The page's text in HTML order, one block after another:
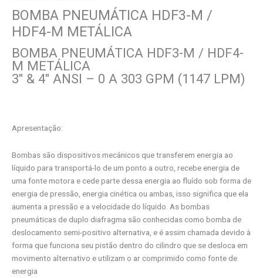
BOMBA PNEUMÁTICA HDF3-M /
HDF4-M METÁLICA
BOMBA PNEUMÁTICA HDF3-M / HDF4-
M METÁLICA
3″ & 4″ ANSI – 0 A 303 GPM (1147 LPM)
Apresentação:
Bombas são dispositivos mecânicos que transferem energia ao
líquido para transportá-lo de um ponto a outro, recebe energia de
uma fonte motora e cede parte dessa energia ao fluído sob forma de
energia de pressão, energia cinética ou ambas, isso significa que ela
aumenta a pressão e a velocidade do líquido. As bombas
pneumáticas de duplo diafragma são conhecidas como bomba de
deslocamento semi-positivo alternativa, e é assim chamada devido à
forma que funciona seu pistão dentro do cilindro que se desloca em
movimento alternativo e utilizam o ar comprimido como fonte de
energia